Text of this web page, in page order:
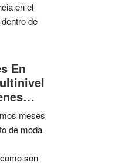
en el
de
En
meses
de moda
son